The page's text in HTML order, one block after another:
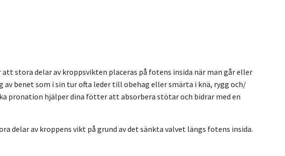
stora delar av kroppsvikten placeras på fotens insida när man går eller
benet som i sin tur ofta leder till obehag eller smärta i knä, rygg och/
hjälper dina fötter att absorbera stötar och bidrar med en
av kroppens vikt på grund av det sänkta valvet längs fotens insida.